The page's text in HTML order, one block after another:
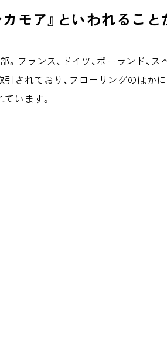
モア』といわれること
フランス、ドイツ、ポーランド、
されており、フローリングのほか
います。